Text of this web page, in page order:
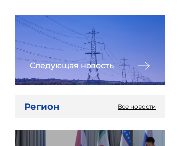
Следующая новость
Регион Все новости